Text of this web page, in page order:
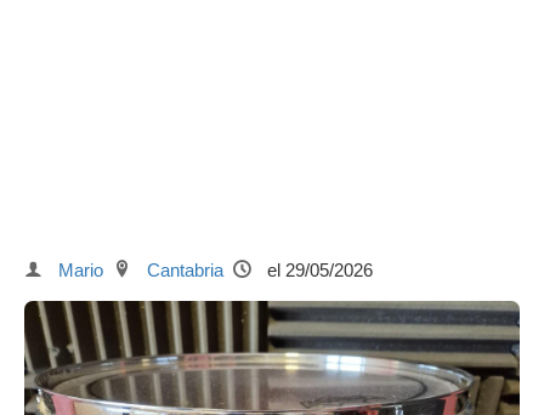
Mario Cantabria el 29/05/2026